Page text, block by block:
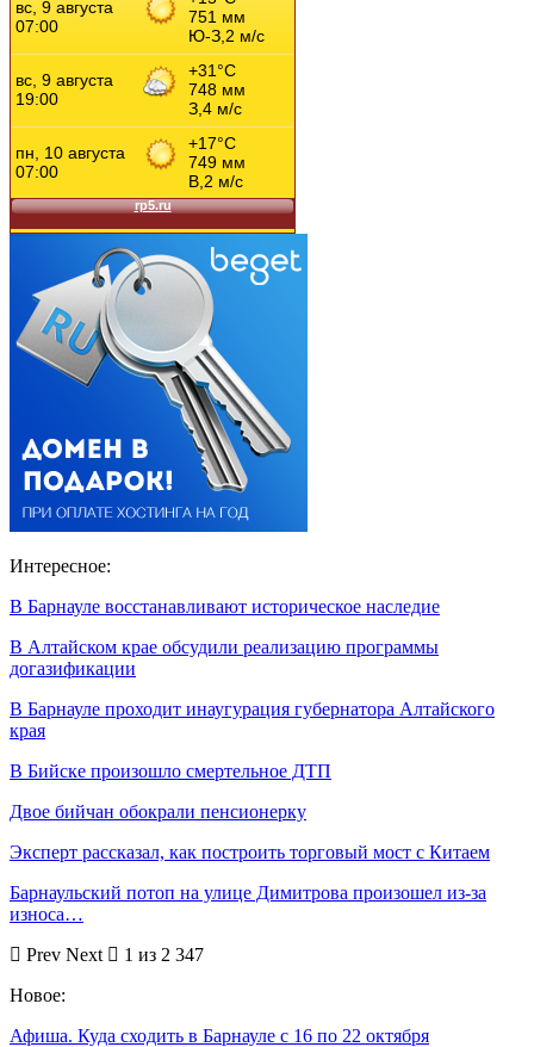
Интересное:
В Барнауле восстанавливают историческое наследие
В Алтайском крае обсудили реализацию программы
догазификации
В Барнауле проходит инаугурация губернатора Алтайского
края
В Бийске произошло смертельное ДТП
Двое бийчан обокрали пенсионерку
Эксперт рассказал, как построить торговый мост с Китаем
Барнаульский потоп на улице Димитрова произошел из-за
износа…
Prev Next
1 из 2 347
Новое:
Афиша. Куда сходить в Барнауле с 16 по 22 октября